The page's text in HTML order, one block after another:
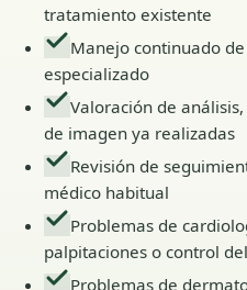
tratamiento existente
Manejo continuado
especializado
Valoración de
de imagen ya realizadas
Revisión de
médico habitual
Problemas de
palpitaciones o control
Problemas de